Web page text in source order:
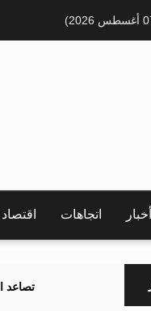
أخبار اتجاهات اقتصاد
تصاعد